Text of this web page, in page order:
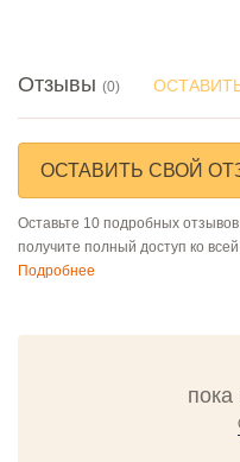
Отзывы (0)
ОСТАВИТЬ СВОЙ
Оставьте 10 подробных
получите полный доступ ко
Подробнее
пока